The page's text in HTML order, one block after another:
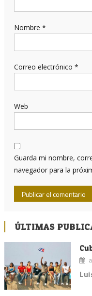
Nombre *
Correo electrónico *
Web
Guarda mi nombre,
navegador para la
ÚLTIMAS